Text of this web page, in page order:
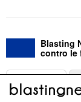
Blasting
contro le
ABOUT